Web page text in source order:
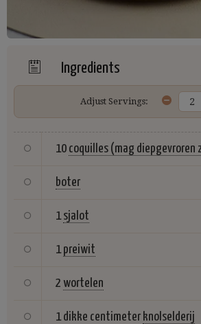
Ingredients
Adjust Servings:
10 coquilles (mag diepgevroren
boter
1 sjalot
1 preiwit
2 wortelen
1 dikke centimeter knolselderij